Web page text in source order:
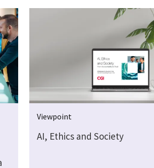
Viewpoint
AI, Ethics and Society